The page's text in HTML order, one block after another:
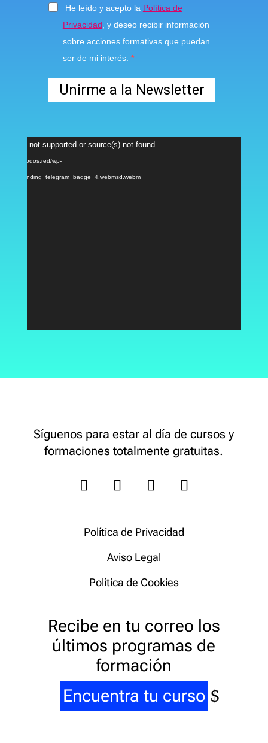
He leído y acepto la Política de
Privacidad , y deseo recibir información
sobre acciones formativas que puedan
ser de mi interés.
Unirme a la Newsletter
Reproductor
de
vídeo
not supported or source(s) not found
https://nodos.red/wp-
04/landing_telegram_badge_4.webmsd.webm
Síguenos para estar al día de cursos y
formaciones totalmente gratuitas.
Política de Privacidad
Aviso Legal
Política de Cookies
Recibe en tu correo los
últimos programas de
formación
Encuentra tu curso